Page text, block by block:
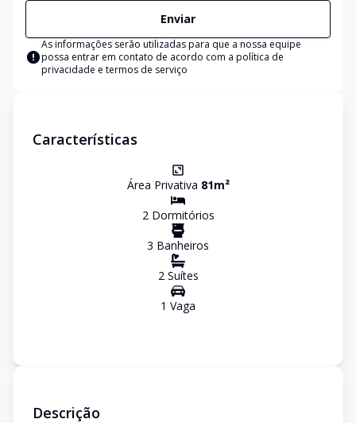
Enviar
As informações serão utilizadas para que a nossa equipe
possa entrar em contato de acordo com a política de
privacidade e termos de serviço
Características
Área Privativa 81m²
2Dormitórios
3 Banheiros
2Suítes
1 Vaga
Descrição